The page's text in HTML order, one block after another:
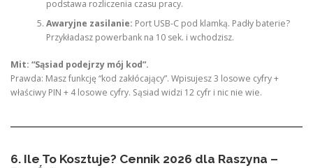
podstawa rozliczenia czasu pracy.
Awaryjne zasilanie: Port USB-C pod klamką. Padły baterie?
Przykładasz powerbank na 10 sek. i wchodzisz.
Mit: “Sąsiad podejrzy mój kod”.
Prawda: Masz funkcję “kod zakłócający”. Wpisujesz 3 losowe cyfry +
właściwy PIN + 4 losowe cyfry. Sąsiad widzi 12 cyfr i nic nie wie.
6. Ile To Kosztuje? Cennik 2026 dla Raszyna –